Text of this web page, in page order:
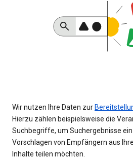
Wir nutzen Ihre Daten zur
Hierzu zählen beispielsweise die
Suchbegriffe, um Suchergebnisse
Vorschlagen von Empfängern aus
Inhalte teilen möchten.